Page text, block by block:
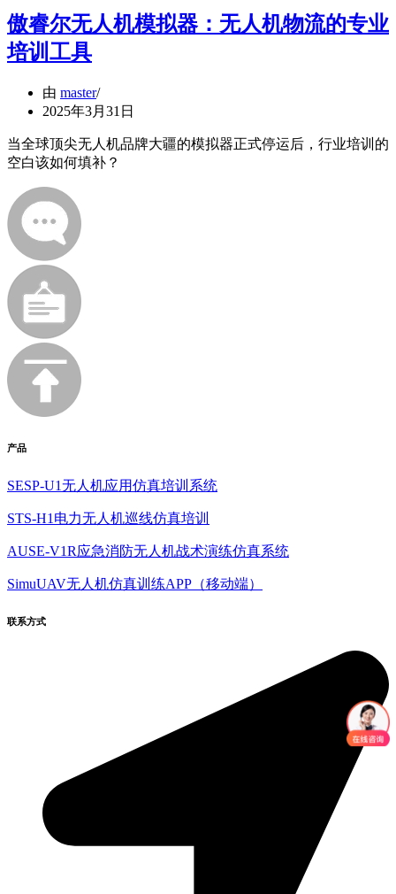
傲睿尔无人机模拟器：无人机物流的专业
培训工具
由 master
2025年3月31日
当全球顶尖无人机品牌大疆的模拟器正式停运后，行业培训的
空白该如何填补？
产品
SESP-U1无人机应用仿真培训系统
STS-H1电力无人机巡线仿真培训
AUSE-V1R应急消防无人机战术演练仿真系统
SimuUAV无人机仿真训练APP（移动端）
联系方式